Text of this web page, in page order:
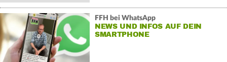
FFH bei WhatsApp
NEWS UND INFOS AUF DEIN
SMARTPHONE